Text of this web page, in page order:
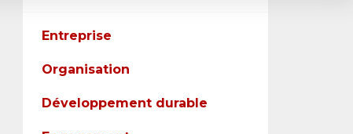
Entreprise
Organisation
Développement durable